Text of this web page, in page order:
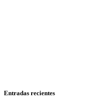
Entradas recientes